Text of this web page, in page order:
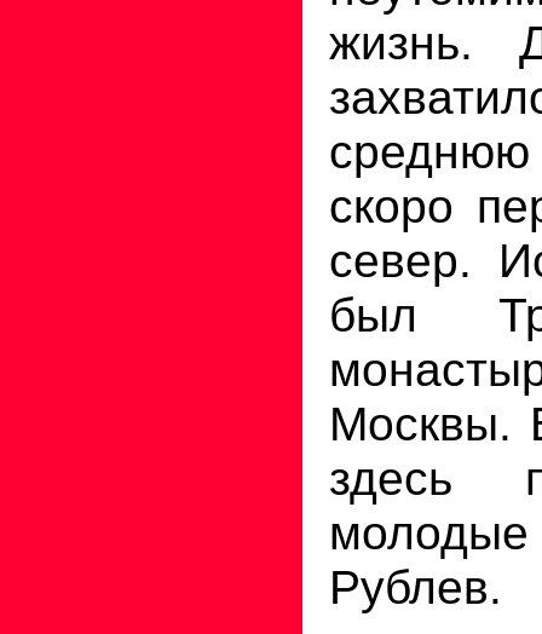
жизнь.
скоро
север.
был
Москвы.
здесь
Рублев.